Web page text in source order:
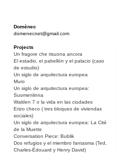
Domènec
domenecnet@gmail.com
Projects
Un fragore che risuona ancora
El estadio, el pabellón y el palacio (caso
de estudio)
Un siglo de arquitectura europea
Muro
Un siglo de arquitectura europea:
Suomenlinna
Walden 7 o la vida en las ciudades
Erizo checo ( tres bloques de viviendas
sociales)
Un siglo de arquitectura europea: La Cité
de la Muette
Conversation Piece: Bublik
Dos refugios y el miembro fantasma (Ted,
Charles-Édouard y Henry David)